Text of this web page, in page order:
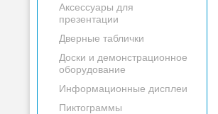
Аксессуары для
презентации
Дверные таблички
Доски и демонстрационное
оборудование
Информационные дисплеи
Пиктограммы